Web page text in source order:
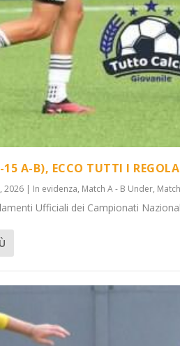
A-B), ECCO TUTTI I
2026 | In evidenza, Match A - B Under,
Ufficiali dei Campionati